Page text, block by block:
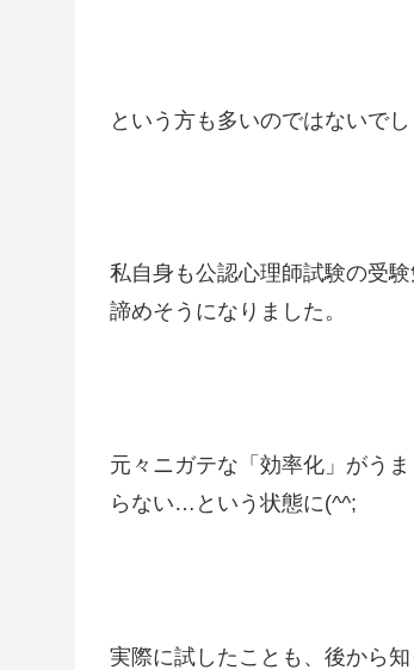
という方も多いのではないでし
私自身も公認心理師試験の受
諦めそうになりました。
元々ニガテな「効率化」がう
らない…という状態に(^^;
実際に試したことも、後から